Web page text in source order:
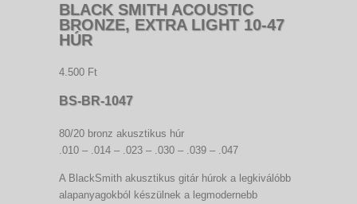
BLACK SMITH ACOUSTIC
BRONZE, EXTRA LIGHT 10-47
HÚR
4.500 Ft
BS-BR-1047
80/20 bronz akusztikus húr
.010 – .014 – .023 – .030 – .039 – .047
A BlackSmith akusztikus gitár húrok a legkiválóbb
alapanyagokból készülnek a legmodernebb